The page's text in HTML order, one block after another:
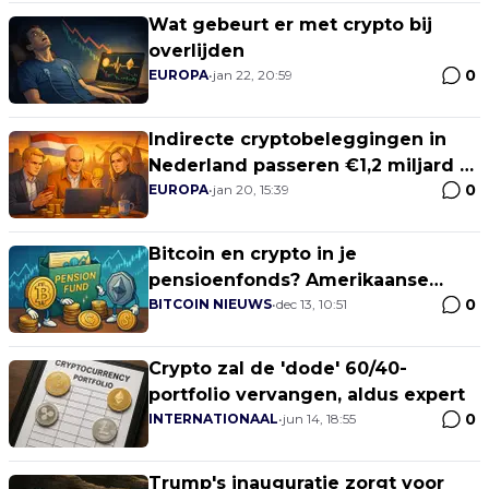
Wat gebeurt er met crypto bij
overlijden
EUROPA•jan 22, 20:59 0
Indirecte cryptobeleggingen in
Nederland passeren €1,2 miljard –
De Nederlandsche Bank komt met
EUROPA•jan 20, 15:39 0
Bitcoin en crypto in je
pensioenfonds? Amerikaanse
wetgevers zetten druk op de SEC
BITCOIN NIEUWS•dec 13, 10:51 0
Crypto zal de 'dode' 60/40-
portfolio vervangen, aldus expert
INTERNATIONAAL•jun 14, 18:55 0
Trump's inauguratie zorgt voor